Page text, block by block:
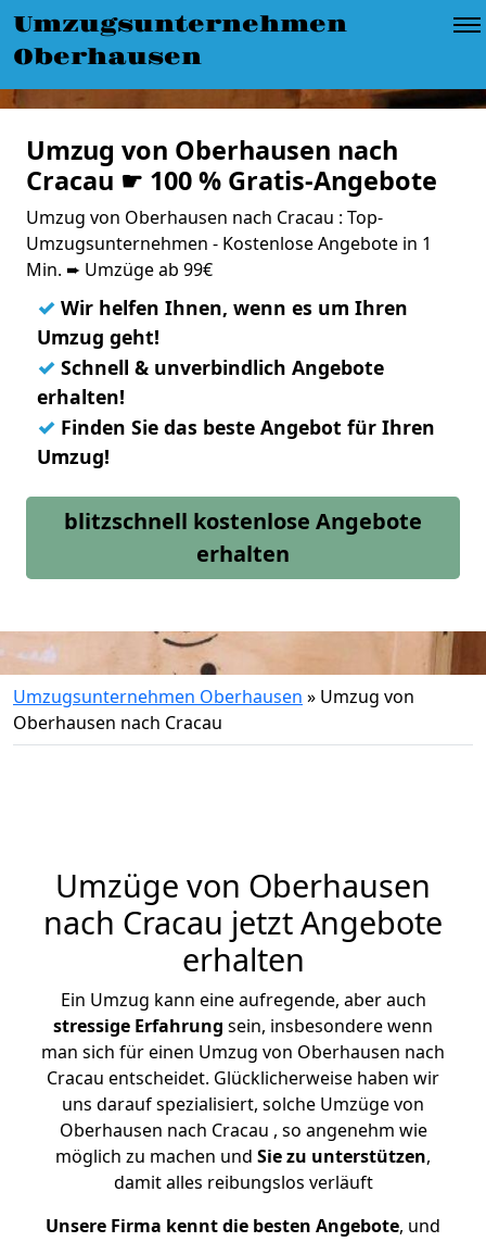
Umzugsunternehmen
Oberhausen
Umzug von Oberhausen nach
Cracau ☛ 100 % Gratis-Angebote
Umzug von Oberhausen nach Cracau : Top-
Umzugsunternehmen - Kostenlose Angebote in 1
Min. ➨ Umzüge ab 99€
✓ Wir helfen Ihnen, wenn es um Ihren
Umzug geht!
✓ Schnell & unverbindlich Angebote
erhalten!
✓ Finden Sie das beste Angebot für Ihren
Umzug!
blitzschnell kostenlose Angebote
erhalten
Umzugsunternehmen Oberhausen » Umzug von
Oberhausen nach Cracau
Umzüge von Oberhausen
nach Cracau jetzt Angebote
erhalten
Ein Umzug kann eine aufregende, aber auch
stressige Erfahrung sein, insbesondere wenn
man sich für einen Umzug von Oberhausen nach
Cracau entscheidet. Glücklicherweise haben wir
uns darauf spezialisiert, solche Umzüge von
Oberhausen nach Cracau , so angenehm wie
möglich zu machen und Sie zu unterstützen,
damit alles reibungslos verläuft
Unsere Firma kennt die besten Angebote, und